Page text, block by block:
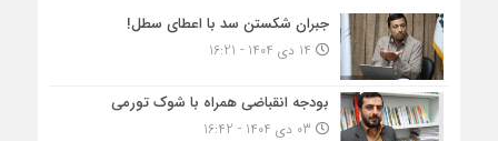
جبران شکستن سد با اعطای سطل!
بودجه انقباضی همراه با شوک تورمی